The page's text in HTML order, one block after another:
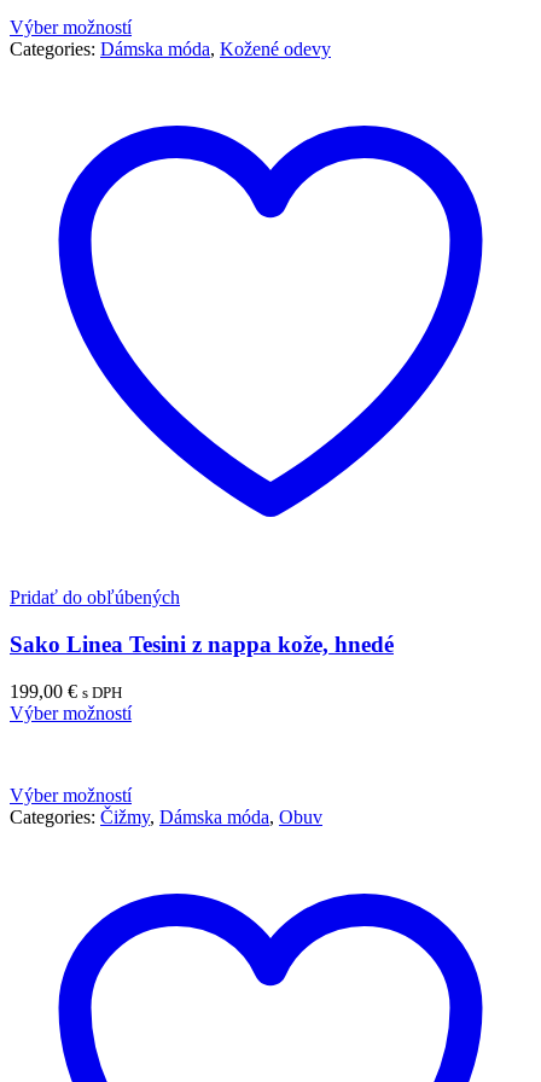
Výber možností
Categories: Dámska móda, Kožené odevy
Pridať do obľúbených
Sako Linea Tesini z nappa kože, hnedé
199,00 € s DPH
Výber možností
Výber možností
Categories: Čižmy, Dámska móda, Obuv